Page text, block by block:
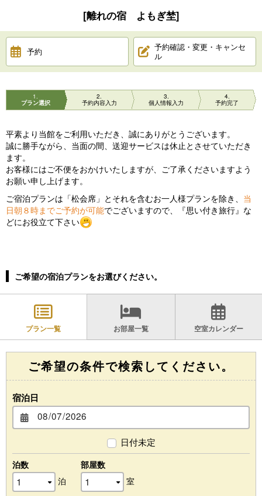
[離れの宿 よもぎ埜]
予約
予約確認・変更・キャンセ
ル
1
プラン選択
2
予約内容入力
3
個人情報入力
4
予約完了
平素より当館をご利用いただき、誠にありがとうございます。
誠に勝手ながら、当面の間、送迎サービスは休止とさせていただき
ます。
お客様にはご不便をおかけいたしますが、ご了承くださいますよう
お願い申し上げます。
ご宿泊プランは「松会席」とそれを含むお一人様プランを除き、 当
日朝８時までご予約が可能でございますので、『思い付き旅行』な
どにお役立て下さい
ご希望の宿泊プランをお選びください。
プラン一覧 お部屋一覧 空室カレンダー
ご希望の条件で検索してください。
宿泊日
日付未定
泊数
泊
部屋数
室